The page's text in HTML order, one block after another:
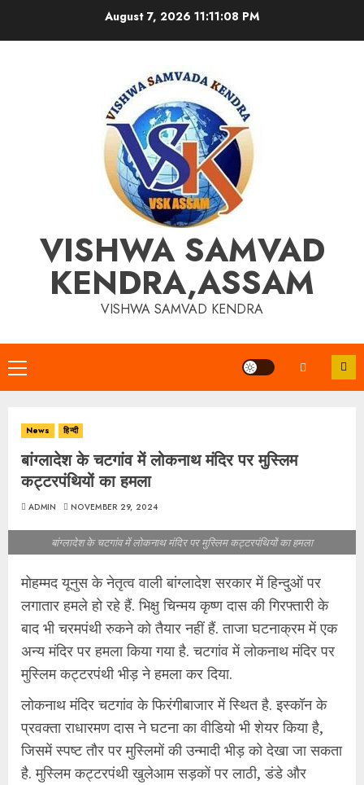
August 7, 2026 11:11:08 PM
VISHWA SAMVAD
KENDRA,ASSAM
VISHWA SAMVAD KENDRA
Primary
Menu
News हिन्दी
बांग्लादेश के चटगांव में लोकनाथ मंदिर पर मुस्लिम
कट्टरपंथियों का हमला
ADMIN NOVEMBER 29, 2024
बांग्लादेश के चटगांव में लोकनाथ मंदिर पर मुस्लिम कट्टरपंथियों का हमला
मोहम्मद यूनुस के नेतृत्व वाली बांग्लादेश सरकार में हिन्दुओं पर
लगातार हमले हो रहे हैं. भिक्षु चिन्मय कृष्ण दास की गिरफ्तारी के
बाद भी चरमपंथी रुकने को तैयार नहीं हैं. ताजा घटनाक्रम में एक
अन्य मंदिर पर हमला किया गया है. चटगांव में लोकनाथ मंदिर पर
मुस्लिम कट्टरपंथी भीड़ ने हमला कर दिया.
लोकनाथ मंदिर चटगांव के फिरंगीबाजार में स्थित है. इस्कॉन के
प्रवक्ता राधारमण दास ने घटना का वीडियो भी शेयर किया है,
जिसमें स्पष्ट तौर पर मुस्लिमों की उन्मादी भीड़ को देखा जा सकता
है. मुस्लिम कट्टरपंथी खुलेआम सड़कों पर लाठी, डंडे और